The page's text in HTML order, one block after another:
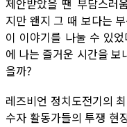
제안받았을 땐 부담스러
지만 왠지 그 때 보다는
이 이야기를 나눌 수 있
에 나는 즐거운 시간을 보
을까?
레즈비언 정치도전기의
수자 활동가들의 투쟁 현